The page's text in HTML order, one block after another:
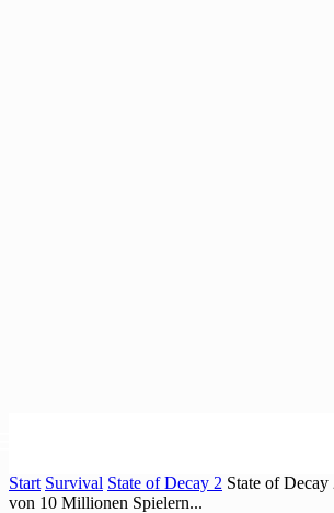
Start Survival State of Decay 2 State of
von 10 Millionen Spielern...